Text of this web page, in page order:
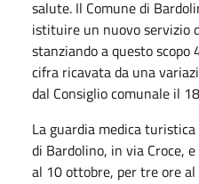
salute. Il Comune di
istituire un nuovo servizio
stanziando a questo scopo
cifra ricavata da una
dal Consiglio comunale il
La guardia medica
di Bardolino, in via Croce,
al 10 ottobre, per tre ore